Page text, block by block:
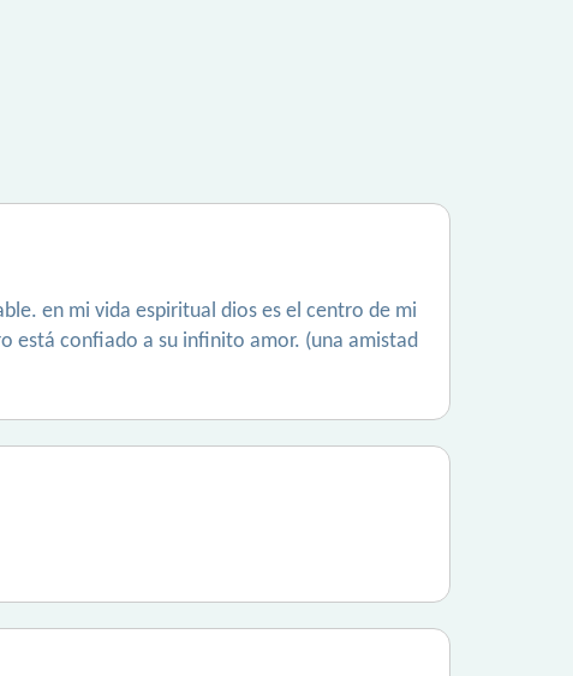
en mi vida espiritual dios es el centro de mi
está confiado a su infinito amor. (una amistad